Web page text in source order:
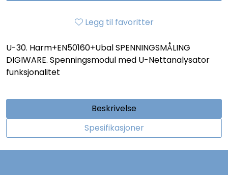
Legg til favoritter
U-30. Harm+EN50160+Ubal SPENNINGSMÅLING
DIGIWARE. Spenningsmodul med U-Nettanalysator
funksjonalitet
Beskrivelse
Spesifikasjoner